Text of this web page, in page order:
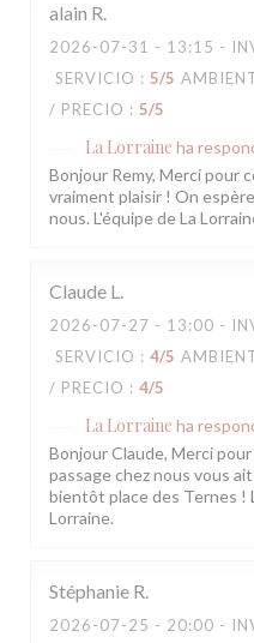
alain R
2026-07-31 - 13:15 -
SERVICIO : 5/5
/ PRECIO : 5/5
La Lorraine ha
Bonjour Remy, Merci pour
vraiment plaisir ! On
nous. L'équipe de La
Claude L
2026-07-27 - 13:00 -
SERVICIO : 4/5
/ PRECIO : 4/5
La Lorraine ha
Bonjour Claude, Merci
passage chez nous vous
bientôt place des Ternes !
Lorraine.
Stéphanie R
2026-07-25 - 20:00 -